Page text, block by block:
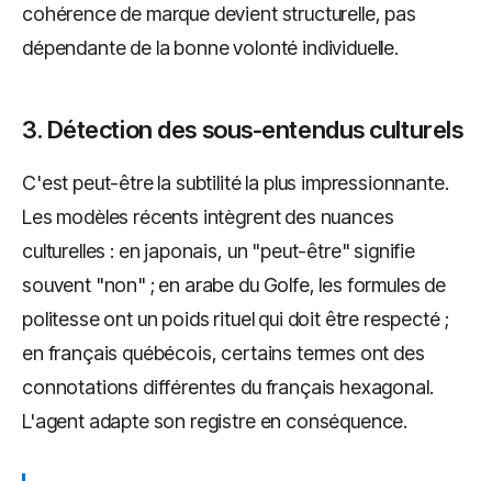
cohérence de marque devient structurelle, pas
dépendante de la bonne volonté individuelle.
3. Détection des sous-entendus culturels
C'est peut-être la subtilité la plus impressionnante.
Les modèles récents intègrent des nuances
culturelles : en japonais, un "peut-être" signifie
souvent "non" ; en arabe du Golfe, les formules de
politesse ont un poids rituel qui doit être respecté ;
en français québécois, certains termes ont des
connotations différentes du français hexagonal.
L'agent adapte son registre en conséquence.